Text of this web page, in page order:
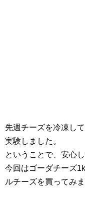
先週チーズを冷凍し
実験しました。
ということで、安心
今回はゴーダチーズ
ルチーズを買ってみま